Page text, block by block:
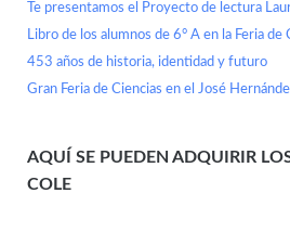
Te presentamos el Proyecto de lectura
Libro de los alumnos de 6° A en la Feria de
453 años de historia, identidad y futuro
Gran Feria de Ciencias en el José
AQUÍ SE PUEDEN ADQUIRIR
COLE